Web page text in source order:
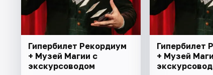
Гипербилет Рекордиум
+ Музей Магии с
экскурсоводом
Гипербилет
+ Музей